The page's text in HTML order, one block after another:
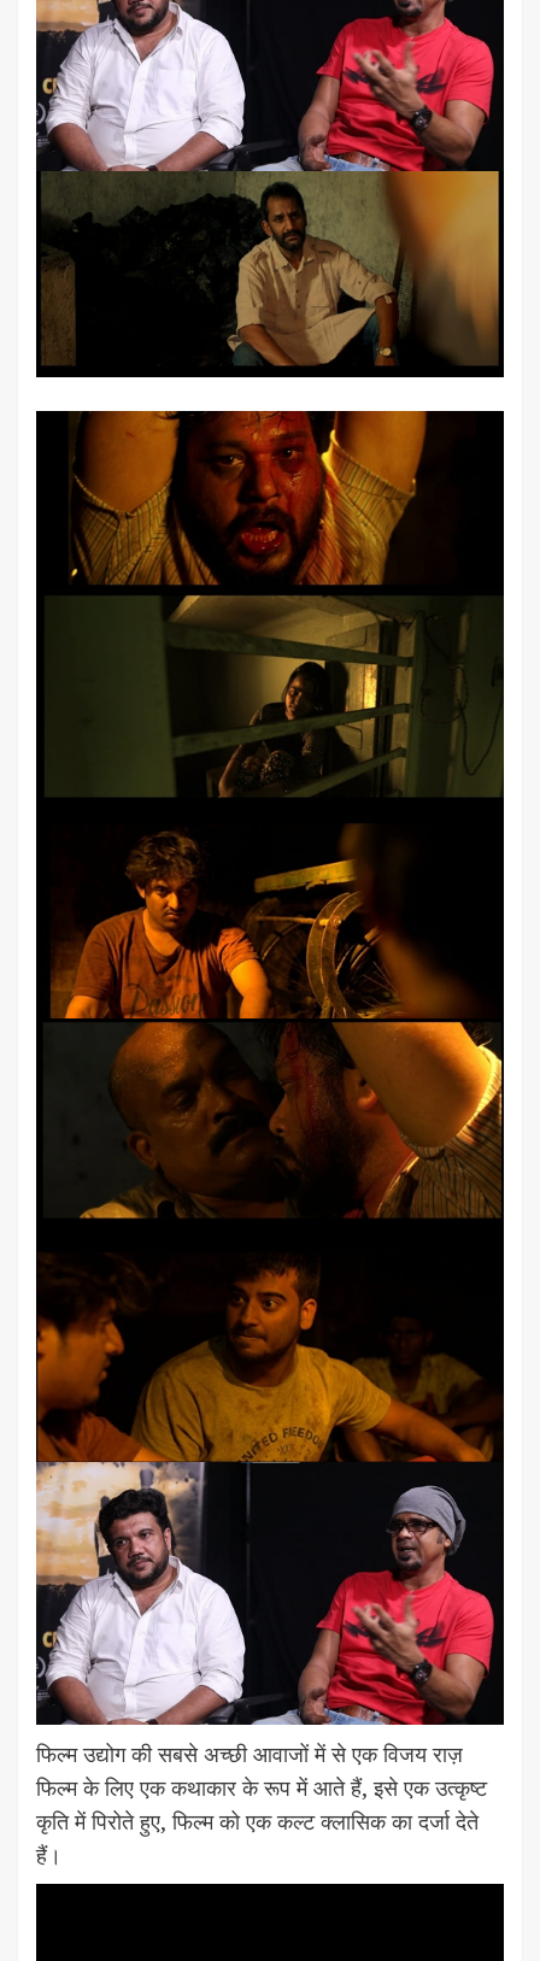
फिल्म उद्योग की सबसे अच्छी आवाजों में से एक विजय राज़
फिल्म के लिए एक कथाकार के रूप में आते हैं, इसे एक उत्कृष्ट
कृति में पिरोते हुए, फिल्म को एक कल्ट क्लासिक का दर्जा देते
हैं।